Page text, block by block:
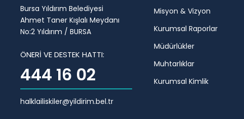
Bursa Yıldırım Belediyesi
Ahmet Taner Kışlalı Meydanı
No:2 Yıldırım / BURSA
ÖNERİ VE DESTEK HATTI:
444 16 02
halklailiskiler@yildirim.bel.tr
Misyon & Vizyon
Kurumsal Raporlar
Müdürlükler
Muhtarlıklar
Kurumsal Kimlik